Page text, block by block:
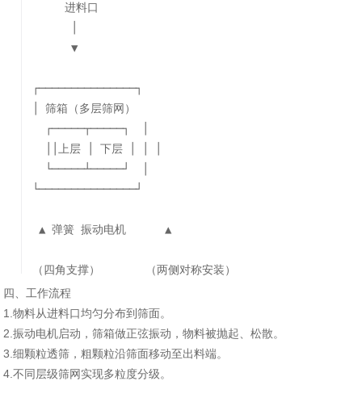
进料口
▼
┌───────────────┐
│ 筛箱（多层筛网）
┌─────┬─────┐ │
││上层 │ 下层 │ │ │
└─────┴─────┘ │
└───────────────┘
▲ 弹簧 振动电机 ▲
（四角支撑） （两侧对称安装）
四、工作流程‌
1.物料从进料口均匀分布到筛面。
2.振动电机启动，筛箱做正弦振动，物料被抛起、松散。
3.细颗粒透筛，粗颗粒沿筛面移动至出料端。
4.不同层级筛网实现多粒度分级。